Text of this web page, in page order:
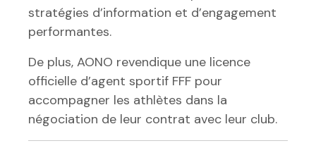
stratégies d’information et d’engagement
performantes.
De plus, AONO revendique une licence
officielle d’agent sportif FFF pour
accompagner les athlètes dans la
négociation de leur contrat avec leur club.